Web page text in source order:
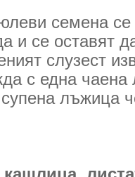
семена се
и се оставят
слузест
с една чаена
лъжица